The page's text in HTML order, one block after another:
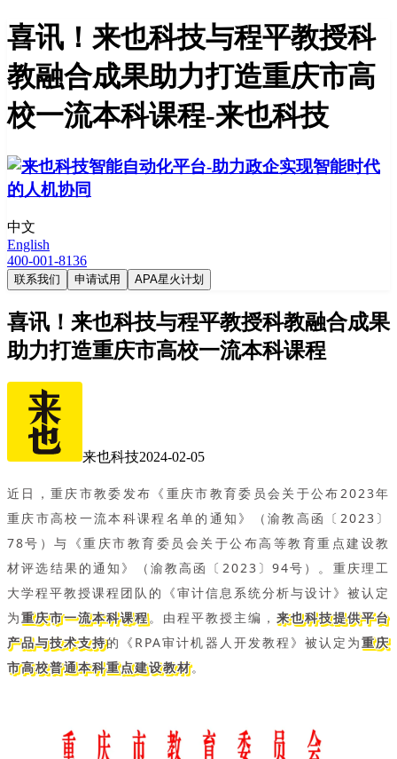
喜讯！来也科技与程平教授科
教融合成果助力打造重庆市高
校一流本科课程-来也科技
中文
English
400-001-8136
联系我们 申请试用 APA星火计划
喜讯！来也科技与程平教授科教融合成果
助力打造重庆市高校一流本科课程
来也科技2024-02-05
近日，重庆市教委发布《重庆市教育委员会关于公布2023年
重庆市高校一流本科课程名单的通知》（渝教高函〔2023〕
78号）与《重庆市教育委员会关于公布高等教育重点建设教
材评选结果的通知》（渝教高函〔2023〕94号）。重庆理工
大学程平教授课程团队的《审计信息系统分析与设计》被认定
为重庆市一流本科课程。由程平教授主编， 来也科技提供平台
产品与技术支持的《RPA审计机器人开发教程》被认定为重庆
市高校普通本科重点建设教材。